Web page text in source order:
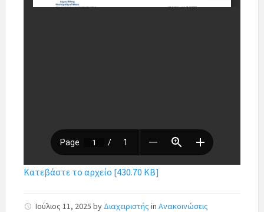
Κατεβάστε το αρχείο [430.70 KB]
Ιούλιος 11, 2025 by Διαχειριστής in Ανακοινώσεις